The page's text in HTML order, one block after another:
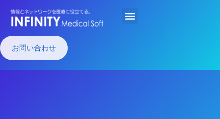
お問い合わせ